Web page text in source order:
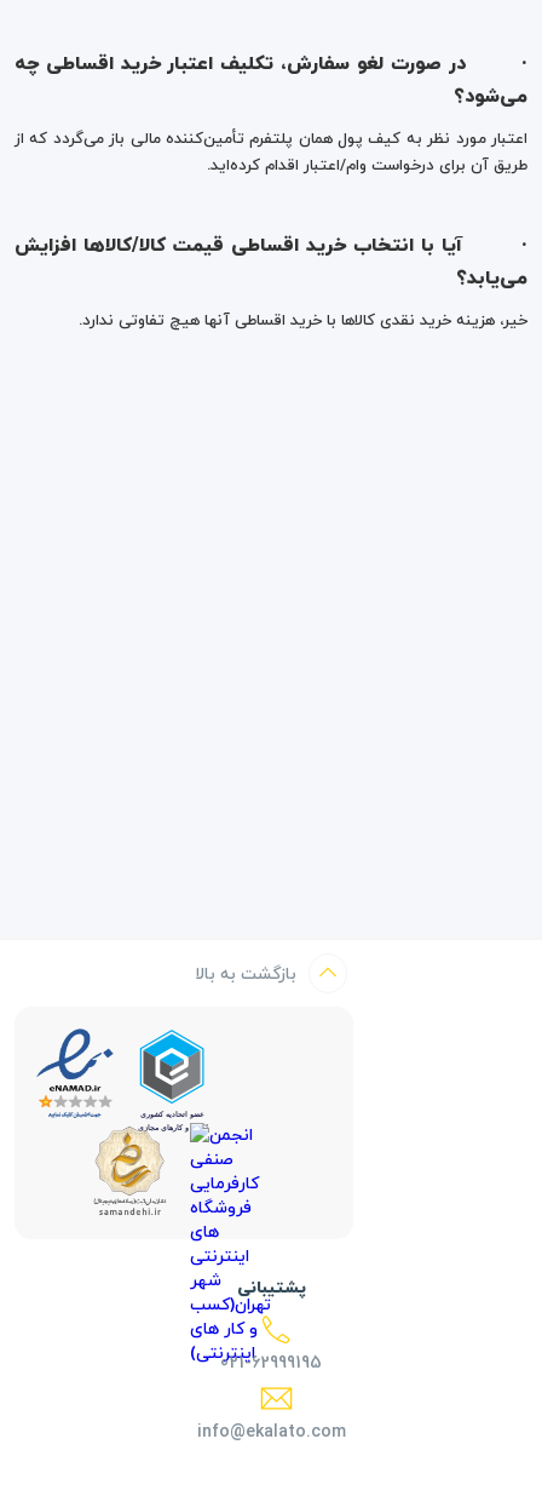
·
در صورت لغو سفارش، تکلیف اعتبار خرید اقساطی چه
می‌شود؟
اعتبار مورد نظر به کیف پول همان پلتفرم تأمین‌کننده مالی باز می‌گردد که از
طریق آن برای درخواست وام/اعتبار اقدام کرده‌اید.
·
آیا با انتخاب خرید اقساطی قیمت کالا/کالاها افزایش
می‌یابد؟
خیر، هزینه خرید نقدی کالاها با خرید اقساطی آنها هیچ تفاوتی ندارد.
بازگشت به بالا
پشتیبانی
021-62999195
info@ekalato.com